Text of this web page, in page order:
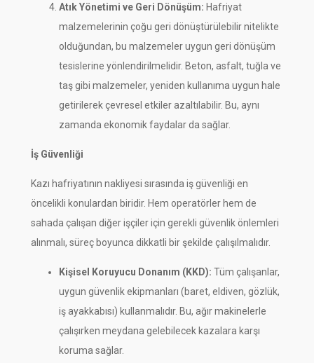
Atık Yönetimi ve Geri Dönüşüm: Hafriyat
malzemelerinin çoğu geri dönüştürülebilir nitelikte
olduğundan, bu malzemeler uygun geri dönüşüm
tesislerine yönlendirilmelidir. Beton, asfalt, tuğla ve
taş gibi malzemeler, yeniden kullanıma uygun hale
getirilerek çevresel etkiler azaltılabilir. Bu, aynı
zamanda ekonomik faydalar da sağlar.
İş Güvenliği
Kazı hafriyatının nakliyesi sırasında iş güvenliği en
öncelikli konulardan biridir. Hem operatörler hem de
sahada çalışan diğer işçiler için gerekli güvenlik önlemleri
alınmalı, süreç boyunca dikkatli bir şekilde çalışılmalıdır.
Kişisel Koruyucu Donanım (KKD): Tüm çalışanlar,
uygun güvenlik ekipmanları (baret, eldiven, gözlük,
iş ayakkabısı) kullanmalıdır. Bu, ağır makinelerle
çalışırken meydana gelebilecek kazalara karşı
koruma sağlar.